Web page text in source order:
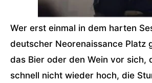
Wer erst einmal in dem harten
deutscher Neorenaissance Platz
das Bier oder den Wein vor sich,
schnell nicht wieder hoch, die